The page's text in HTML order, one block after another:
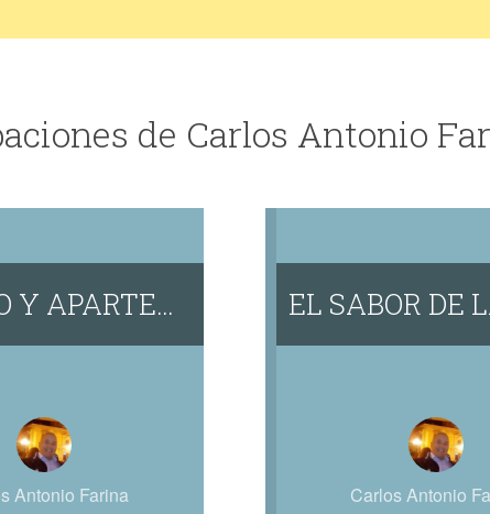
de Carlos Antonio
Y APARTE…
Antonio Farina
EL SABOR DE
Carlos Antonio